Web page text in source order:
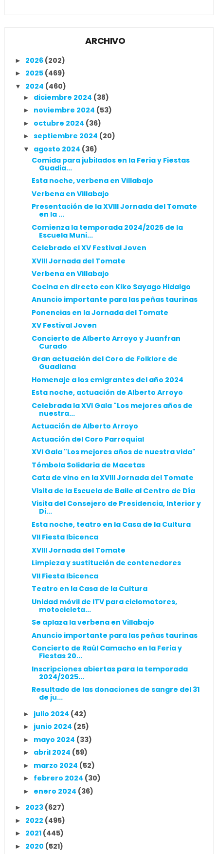
ARCHIVO
► 2026 (202)
► 2025 (469)
▼ 2024 (460)
► diciembre 2024 (38)
► noviembre 2024 (53)
► octubre 2024 (36)
► septiembre 2024 (20)
▼ agosto 2024 (36)
Comida para jubilados en la Feria y Fiestas
Guadia...
Esta noche, verbena en Villabajo
Verbena en Villabajo
Presentación de la XVIII Jornada del Tomate
en la ...
Comienza la temporada 2024/2025 de la
Escuela Muni...
Celebrado el XV Festival Joven
XVIII Jornada del Tomate
Verbena en Villabajo
Cocina en directo con Kiko Sayago Hidalgo
Anuncio importante para las peñas taurinas
Ponencias en la Jornada del Tomate
XV Festival Joven
Concierto de Alberto Arroyo y Juanfran
Curado
Gran actuación del Coro de Folklore de
Guadiana
Homenaje a los emigrantes del año 2024
Esta noche, actuación de Alberto Arroyo
Celebrada la XVI Gala "Los mejores años de
nuestra...
Actuación de Alberto Arroyo
Actuación del Coro Parroquial
XVI Gala "Los mejores años de nuestra vida"
Tómbola Solidaria de Macetas
Cata de vino en la XVIII Jornada del Tomate
Visita de la Escuela de Baile al Centro de Día
Visita del Consejero de Presidencia, Interior y
Di...
Esta noche, teatro en la Casa de la Cultura
VII Fiesta Ibicenca
XVIII Jornada del Tomate
Limpieza y sustitución de contenedores
VII Fiesta Ibicenca
Teatro en la Casa de la Cultura
Unidad móvil de ITV para ciclomotores,
motocicleta...
Se aplaza la verbena en Villabajo
Anuncio importante para las peñas taurinas
Concierto de Raúl Camacho en la Feria y
Fiestas 20...
Inscripciones abiertas para la temporada
2024/2025...
Resultado de las donaciones de sangre del 31
de ju...
► julio 2024 (42)
► junio 2024 (25)
► mayo 2024 (33)
► abril 2024 (59)
► marzo 2024 (52)
► febrero 2024 (30)
► enero 2024 (36)
► 2023 (627)
► 2022 (495)
► 2021 (445)
► 2020 (521)